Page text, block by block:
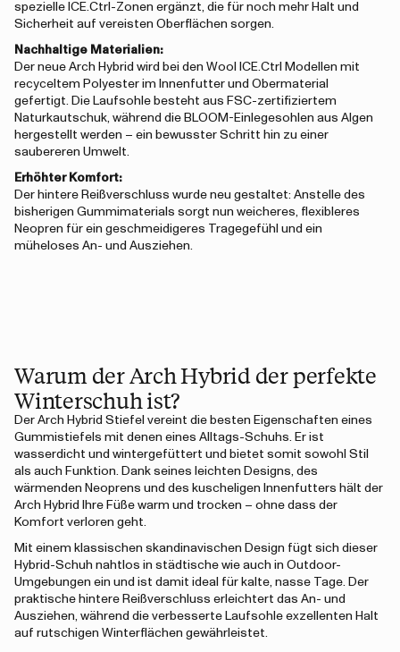
spezielle ICE.Ctrl-Zonen ergänzt, die für noch mehr Halt und
Sicherheit auf vereisten Oberflächen sorgen.
Nachhaltige Materialien:
Der neue Arch Hybrid wird bei den Wool ICE.Ctrl Modellen mit
recyceltem Polyester im Innenfutter und Obermaterial
gefertigt. Die Laufsohle besteht aus FSC-zertifiziertem
Naturkautschuk, während die BLOOM-Einlegesohlen aus Algen
hergestellt werden – ein bewusster Schritt hin zu einer
saubereren Umwelt.
Erhöhter Komfort:
Der hintere Reißverschluss wurde neu gestaltet: Anstelle des
bisherigen Gummimaterials sorgt nun weicheres, flexibleres
Neopren für ein geschmeidigeres Tragegefühl und ein
müheloses An- und Ausziehen.
Warum der Arch Hybrid der perfekte
Winterschuh ist?
Der Arch Hybrid Stiefel vereint die besten Eigenschaften eines
Gummistiefels mit denen eines Alltags-Schuhs. Er ist
wasserdicht und wintergefüttert und bietet somit sowohl Stil
als auch Funktion. Dank seines leichten Designs, des
wärmenden Neoprens und des kuscheligen Innenfutters hält der
Arch Hybrid Ihre Füße warm und trocken – ohne dass der
Komfort verloren geht.
Mit einem klassischen skandinavischen Design fügt sich dieser
Hybrid-Schuh nahtlos in städtische wie auch in Outdoor-
Umgebungen ein und ist damit ideal für kalte, nasse Tage. Der
praktische hintere Reißverschluss erleichtert das An- und
Ausziehen, während die verbesserte Laufsohle exzellenten Halt
auf rutschigen Winterflächen gewährleistet.